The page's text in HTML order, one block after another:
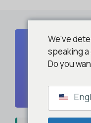
содержимому
Печать
We've
speaking
Do you